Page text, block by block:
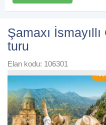
Şamaxı
turu
Elan kodu: 106301